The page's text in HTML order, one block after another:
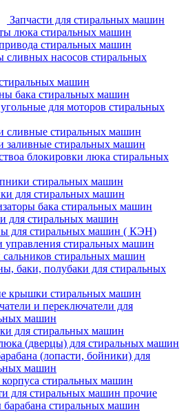
Запчасти для стиральных машин
люка стиральных машин
стиральных машин
сливных насосов стиральных
машин
бака стиральных машин
для моторов стиральных
сливные стиральных машин
заливные стиральных машин
блокировки люка стиральных
стиральных машин
для стиральных машин
бака стиральных машин
для стиральных машин
для стиральных машин ( КЭН)
управления стиральных машин
стиральных машин
баки, полубаки для стиральных
крышки стиральных машин
и переключатели для
машин
для стиральных машин
(дверцы) для стиральных машин
(лопасти, бойники) для
машин
корпуса стиральных машин
для стиральных машин прочие
стиральных машин